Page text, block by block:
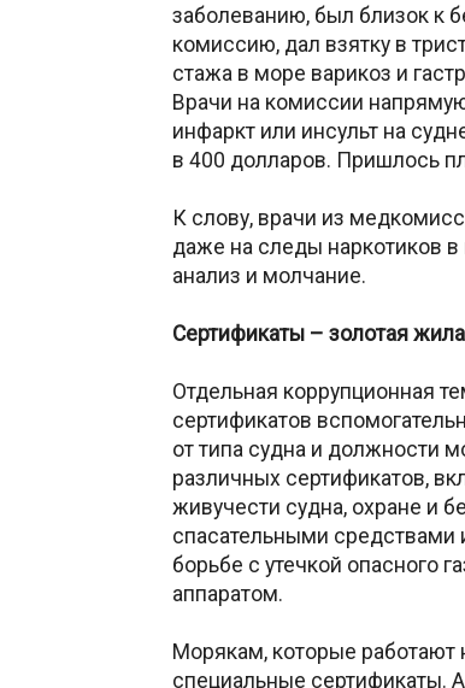
заболеванию, был близок к
комиссию, дал взятку в
стажа в море варикоз и
Врачи на комиссии
инфаркт или инсульт на
в 400 долларов. Пришлось
К слову, врачи из
даже на следы наркотиков
анализ и молчание.
Сертификаты – золотая
Отдельная коррупционная
сертификатов
от типа судна и должности
различных сертификатов,
живучести судна, охране и
спасательными средствами
борьбе с утечкой опасного
аппаратом.
Морякам, которые работают
специальные сертификаты.